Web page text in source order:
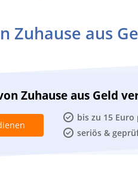
Zuhause aus
Zuhause aus Geld
bis zu 15
seriös &